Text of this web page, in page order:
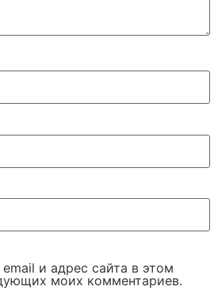
и адрес сайта в этом
моих комментариев.